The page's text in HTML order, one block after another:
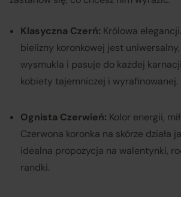
Klasyczna Czerń: Królowa
bielizny koronkowej jest
wysmukla i pasuje do każdej
kobiety tajemniczej i wyrafinowanej.
Ognista Czerwień: Kolor energii,
Czerwona koronka na skórze działa
idealna propozycja na walentynki,
randki.